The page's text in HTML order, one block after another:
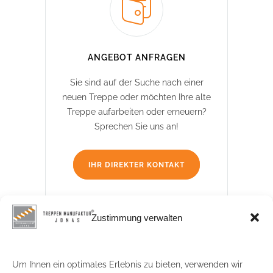
Zustimmung verwalten
Um Ihnen ein optimales Erlebnis zu bieten, verwenden wir
ANGEBOT ANFRAGEN
Sie sind auf der Suche nach einer
neuen Treppe oder möchten Ihre alte
Treppe aufarbeiten oder erneuern?
Sprechen Sie uns an!
IHR DIREKTER KONTAKT
Treppenmanufaktur Jonas